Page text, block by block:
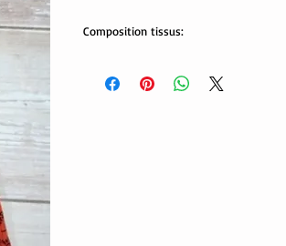
Composition tissus:
jersey: 95% coton, 5% élasthanne